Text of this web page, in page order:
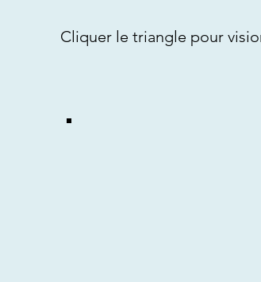
Cliquer le triangle pour